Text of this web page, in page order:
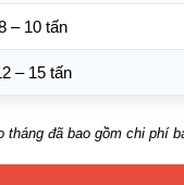
– 10 tấn
– 15 tấn
đã bao gồm chi